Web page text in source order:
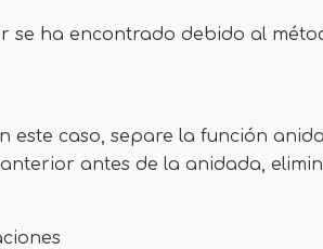
se ha encontrado debido al
este caso, separe la función
antes de la anidada,